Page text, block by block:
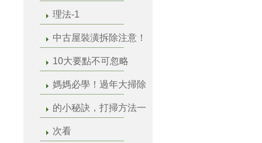
理法-1
中古屋裝潢拆除注意！
10大要點不可忽略
媽媽必學！過年大掃除
的小秘訣，打掃方法一
次看